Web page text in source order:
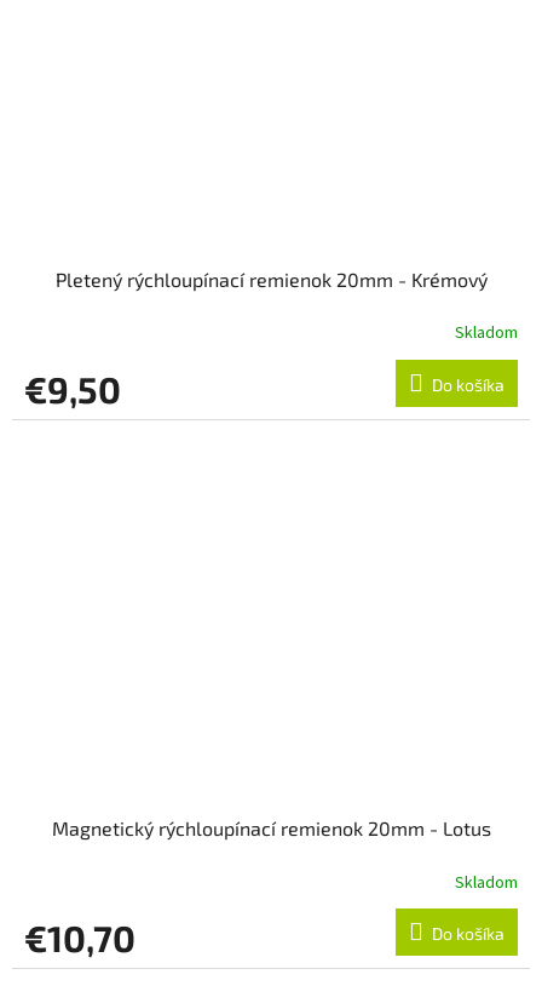
Pletený rýchloupínací remienok 20mm - Krémový
Skladom
€9,50 Do košíka
Magnetický rýchloupínací remienok 20mm - Lotus
Skladom
€10,70 Do košíka